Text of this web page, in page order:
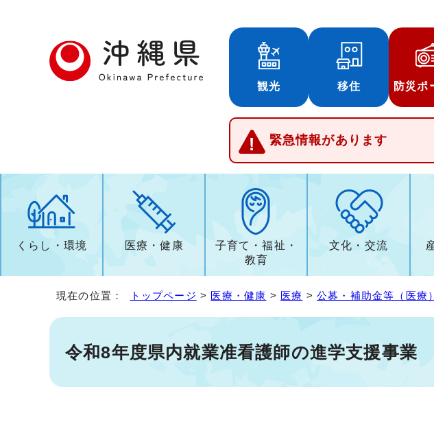
観光 移住 防災ポ
緊急情報があります
くらし・環境 医療・健康
子育て・福祉・
教育
文化・交流
現在の位置： トップページ > 医療・健康 > 医療 >公募・補助金等（医療）
令和8年度県内就業准看護師の進学支援事業